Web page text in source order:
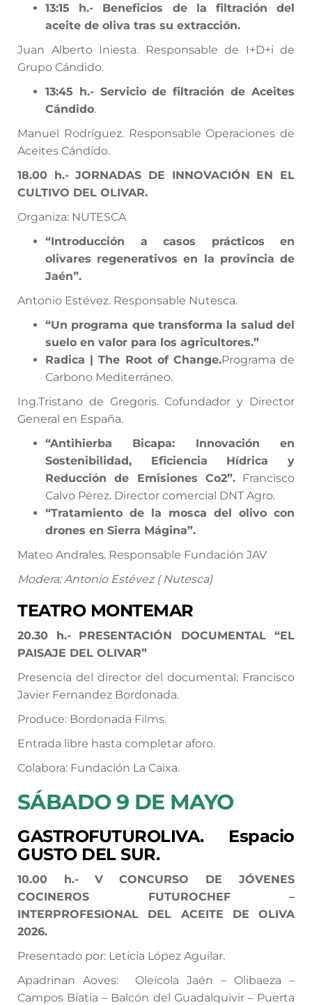
13:15 h.- Beneficios de la filtración del
aceite de oliva tras su extracción.
Juan Alberto Iniesta. Responsable de I+D+i de
Grupo Cándido.
13:45 h.- Servicio de filtración de Aceites
Cándido.
Manuel Rodríguez. Responsable Operaciones de
Aceites Cándido.
18.00 h.- JORNADAS DE INNOVACIÓN EN EL
CULTIVO DEL OLIVAR.
Organiza: NUTESCA
“Introducción a casos prácticos en
olivares regenerativos en la provincia de
Jaén”.
Antonio Estévez. Responsable Nutesca.
“Un programa que transforma la salud del
suelo en valor para los agricultores.”
Radica | The Root of Change.Programa de
Carbono Mediterráneo.
Ing.Tristano de Gregoris. Cofundador y Director
General en España.
“Antihierba Bicapa: Innovación en
Sostenibilidad, Eficiencia Hídrica y
Reducción de Emisiones Co2”.Francisco
Calvo Pérez. Director comercial DNT Agro.
“Tratamiento de la mosca del olivo con
drones en Sierra Mágina”.
Mateo Andrales. Responsable Fundación JAV
Modera: Antonio Estévez ( Nutesca)
TEATRO MONTEMAR
20.30 h.-
PRESENTACIÓN DOCUMENTAL “EL
PAISAJE DEL OLIVAR”
Presencia del director del documental: Francisco
Javier Fernandez Bordonada.
Produce: Bordonada Films.
Entrada libre hasta completar aforo.
Colabora: Fundación La Caixa.
SÁBADO 9 DE MAYO
GASTROFUTUROLIVA. Espacio
GUSTO DEL SUR.
10.00 h.-
V CONCURSO DE JÓVENES
COCINEROS FUTUROCHEF –
INTERPROFESIONAL DEL ACEITE DE OLIVA
2026.
Presentado por: Leticia López Aguilar.
Apadrinan Aoves:
Oleícola Jaén – Olibaeza –
Campos Biatia – Balcón del Guadalquivir – Puerta